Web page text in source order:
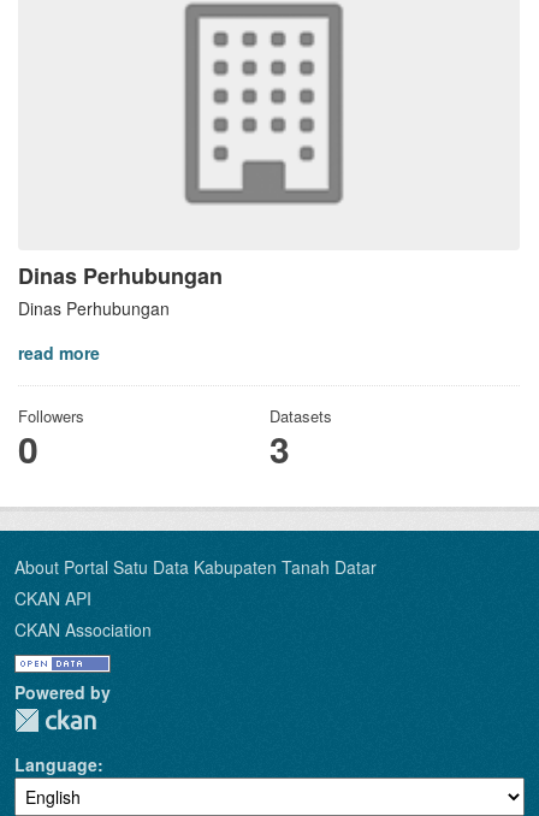
Dinas Perhubungan
Dinas Perhubungan
read more
Followers
0
Datasets
3
About Portal Satu Data Kabupaten Tanah Datar
CKAN API
CKAN Association
Powered by
Language